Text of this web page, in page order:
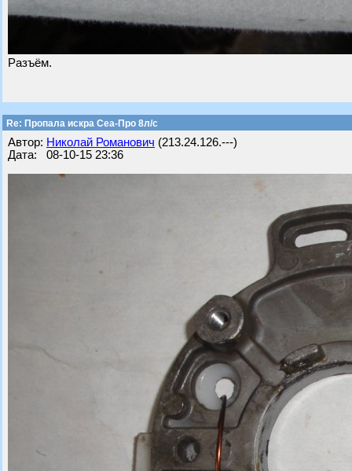
Разъём.
Re: Пропала искра Сеа-Про 8л/с
Автор: Николай Романович (213.24.126.---)
Дата: 08-10-15 23:36